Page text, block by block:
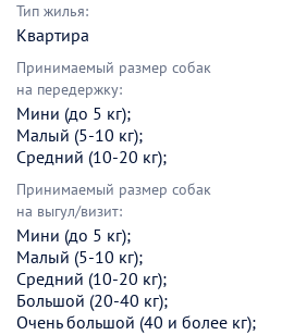
Тип жилья:
Квартира
Принимаемый размер собак
на передержку:
Мини (до 5 кг);
Малый (5-10 кг);
Средний (10-20 кг);
Принимаемый размер собак
на выгул/визит:
Мини (до 5 кг);
Малый (5-10 кг);
Средний (10-20 кг);
Большой (20-40 кг);
Очень большой (40 и более кг);